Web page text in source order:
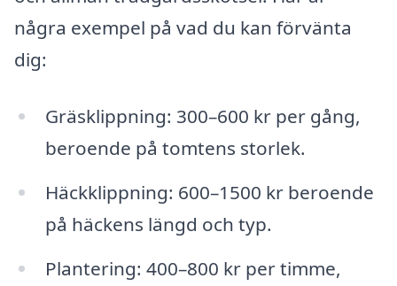
några exempel på vad du kan förvänta
dig:
Gräsklippning: 300–600 kr per gång,
beroende på tomtens storlek.
Häckklippning: 600–1500 kr beroende
på häckens längd och typ.
Plantering: 400–800 kr per timme,